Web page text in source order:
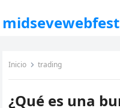
midsevewebfest
Inicio trading
¿Qué es una